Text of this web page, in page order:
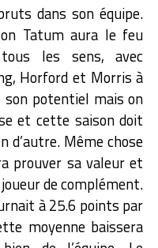
dans son équipe.
Tatum aura le feu
les sens, avec
Horford et Morris à
son potentiel mais on
et cette saison doit
d’autre. Même chose
prouver sa valeur et
de complément.
à 25.6 points par
moyenne baissera